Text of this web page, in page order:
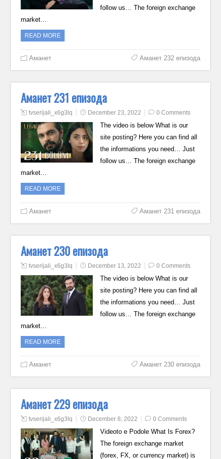
follow us… The foreign exchange
market…
READ MORE
Аманет Аманет 232 епизода
Аманет 231 епизода
tvserijali_x6g3lq December 23, 2022 0 Comments
The video is below What is our
site posting? Here you can find all
the informations you need… Just
follow us… The foreign exchange
market…
READ MORE
Аманет Аманет 231 епизода
Аманет 230 епизода
tvserijali_x6g3lq December 13, 2022 0 Comments
The video is below What is our
site posting? Here you can find all
the informations you need… Just
follow us… The foreign exchange
market…
READ MORE
Аманет Аманет 230 епизода
Аманет 229 епизода
tvserijali_x6g3lq December 8, 2022 0 Comments
Videoto e Podole What Is Forex?
The foreign exchange market
(forex, FX, or currency market) is